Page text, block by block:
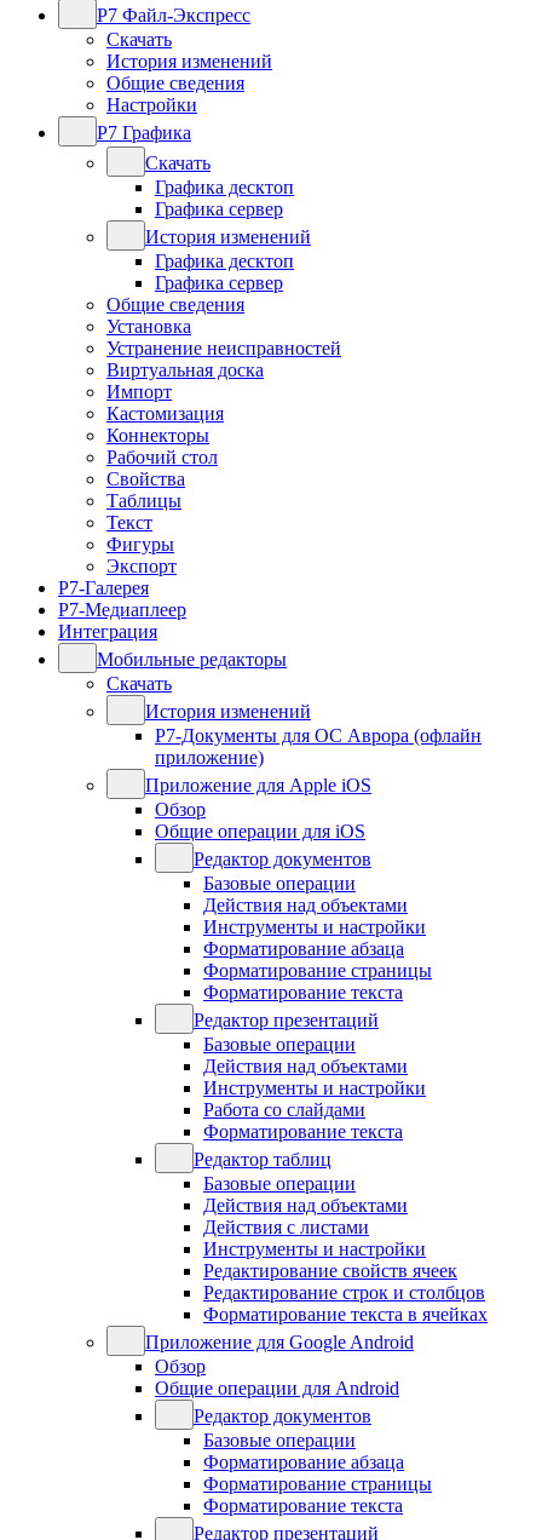
Р7 Файл-Экспресс
Скачать
История изменений
Общие сведения
Настройки
Р7 Графика
Скачать
Графика десктоп
Графика сервер
История изменений
Графика десктоп
Графика сервер
Общие сведения
Установка
Устранение неисправностей
Виртуальная доска
Импорт
Кастомизация
Коннекторы
Рабочий стол
Свойства
Таблицы
Текст
Фигуры
Экспорт
Р7-Галерея
Р7-Медиаплеер
Интеграция
Мобильные редакторы
Скачать
История изменений
Р7-Документы для ОС Аврора (офлайн
приложение)
Приложение для Apple iOS
Обзор
Общие операции для iOS
Редактор документов
Базовые операции
Действия над объектами
Инструменты и настройки
Форматирование абзаца
Форматирование страницы
Форматирование текста
Редактор презентаций
Базовые операции
Действия над объектами
Инструменты и настройки
Работа со слайдами
Форматирование текста
Редактор таблиц
Базовые операции
Действия над объектами
Действия с листами
Инструменты и настройки
Редактирование свойств ячеек
Редактирование строк и столбцов
Форматирование текста в ячейках
Приложение для Google Android
Обзор
Общие операции для Android
Редактор документов
Базовые операции
Форматирование абзаца
Форматирование страницы
Форматирование текста
Редактор презентаций